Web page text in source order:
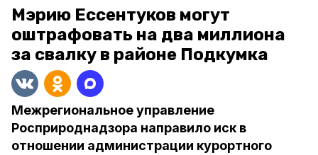
Мэрию Ессентуков могут
оштрафовать на два миллиона
за свалку в районе Подкумка
Межрегиональное управление
Росприроднадзора направило иск в
отношении администрации курортного